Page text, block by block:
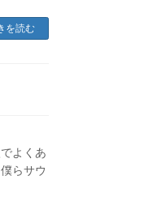
を読む
よくあ
らサウ